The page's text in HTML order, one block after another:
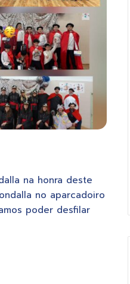
na honra deste
no aparcadoiro
poder desfilar